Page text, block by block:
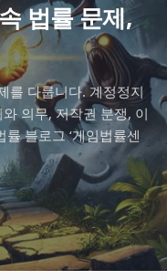
법률 문제,
를 다룹니다. 계정정지
의무, 저작권 분쟁, 이
블로그 ‘게임법률센